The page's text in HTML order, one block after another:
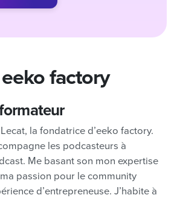
factory
la fondatrice d’eeko factory.
les podcasteurs à
Me basant son mon expertise
passion pour le community
d’entrepreneuse. J’habite à